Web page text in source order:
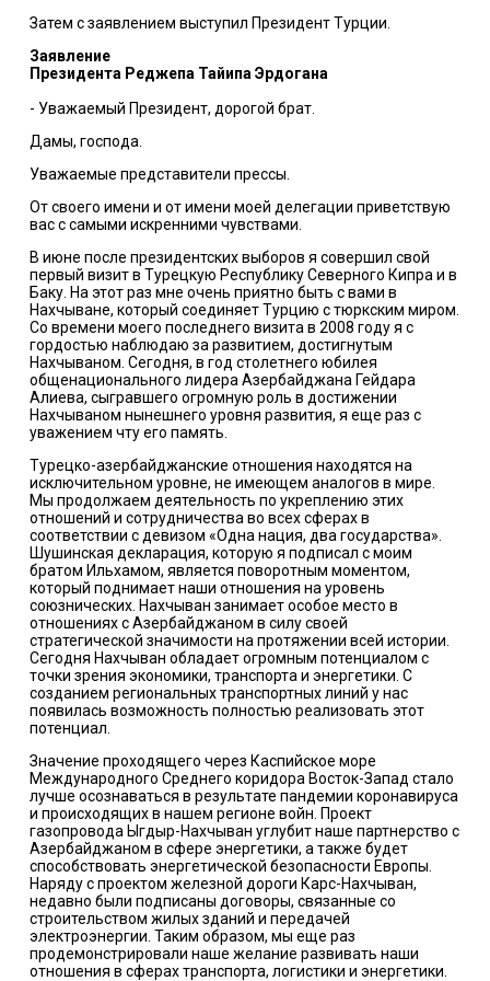
Затем с заявлением выступил Президент Турции.
Заявление
Президента Реджепа Тайипа Эрдогана
- Уважаемый Президент, дорогой брат.
Дамы, господа.
Уважаемые представители прессы.
От своего имени и от имени моей делегации приветствую
вас с самыми искренними чувствами.
В июне после президентских выборов я совершил свой
первый визит в Турецкую Республику Северного Кипра и в
Баку. На этот раз мне очень приятно быть с вами в
Нахчыване, который соединяет Турцию с тюркским миром.
Со времени моего последнего визита в 2008 году я с
гордостью наблюдаю за развитием, достигнутым
Нахчываном. Сегодня, в год столетнего юбилея
общенационального лидера Азербайджана Гейдара
Алиева, сыгравшего огромную роль в достижении
Нахчываном нынешнего уровня развития, я еще раз с
уважением чту его память.
Турецко-азербайджанские отношения находятся на
исключительном уровне, не имеющем аналогов в мире.
Мы продолжаем деятельность по укреплению этих
отношений и сотрудничества во всех сферах в
соответствии с девизом «Одна нация, два государства».
Шушинская декларация, которую я подписал с моим
братом Ильхамом, является поворотным моментом,
который поднимает наши отношения на уровень
союзнических. Нахчыван занимает особое место в
отношениях с Азербайджаном в силу своей
стратегической значимости на протяжении всей истории.
Сегодня Нахчыван обладает огромным потенциалом с
точки зрения экономики, транспорта и энергетики. С
созданием региональных транспортных линий у нас
появилась возможность полностью реализовать этот
потенциал.
Значение проходящего через Каспийское море
Международного Среднего коридора Восток-Запад стало
лучше осознаваться в результате пандемии коронавируса
и происходящих в нашем регионе войн. Проект
газопровода Ыгдыр-Нахчыван углубит наше партнерство с
Азербайджаном в сфере энергетики, а также будет
способствовать энергетической безопасности Европы.
Наряду с проектом железной дороги Карс-Нахчыван,
недавно были подписаны договоры, связанные со
строительством жилых зданий и передачей
электроэнергии. Таким образом, мы еще раз
продемонстрировали наше желание развивать наши
отношения в сферах транспорта, логистики и энергетики.